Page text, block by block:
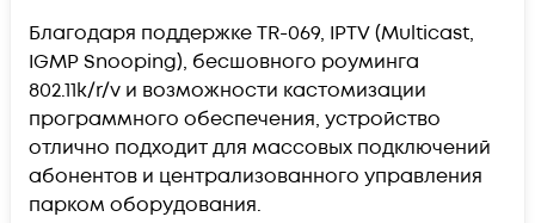
Благодаря поддержкеTR-069, IPTV (Multicast,
IGMP Snooping), бесшовного роуминга
802.11k/r/v и возможности кастомизации
программного обеспечения, устройство
отлично подходит для массовых подключений
абонентов и централизованного управления
парком оборудования.